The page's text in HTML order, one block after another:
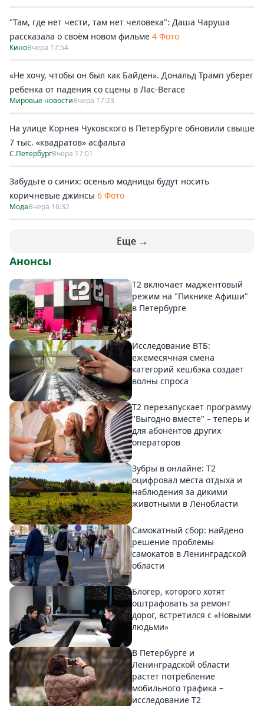
"Там, где нет чести, там нет человека": Даша Чаруша
рассказала о своём новом фильме 4 Фото
КиноВчера 17:54
«Не хочу, чтобы он был как Байден». Дональд Трамп уберег
ребенка от падения со сцены в Лас-Вегасе
Мировые новостиВчера 17:23
На улице Корнея Чуковского в Петербурге обновили свыше
7 тыс. «квадратов» асфальта
С.ПетербургВчера 17:01
Забудьте о синих: осенью модницы будут носить
коричневые джинсы 6 Фото
МодаВчера 16:32
Еще →
Анонсы
Т2 включает маджентовый
режим на "Пикнике Афиши"
в Петербурге
Исследование ВТБ:
ежемесячная смена
категорий кешбэка создает
волны спроса
Т2 перезапускает программу
"Выгодно вместе" – теперь и
для абонентов других
операторов
Зубры в онлайне: Т2
оцифровал места отдыха и
наблюдения за дикими
животными в Ленобласти
Самокатный сбор: найдено
решение проблемы
самокатов в Ленинградской
области
Блогер, которого хотят
оштрафовать за ремонт
дорог, встретился с «Новыми
людьми»
В Петербурге и
Ленинградской области
растет потребление
мобильного трафика –
исследование T2